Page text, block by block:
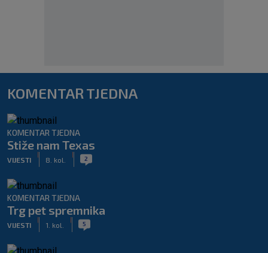
KOMENTAR TJEDNA
KOMENTAR TJEDNA
Stiže nam Texas
VIJESTI 8. kol. 2
KOMENTAR TJEDNA
Trg pet spremnika
VIJESTI 1. kol. 5